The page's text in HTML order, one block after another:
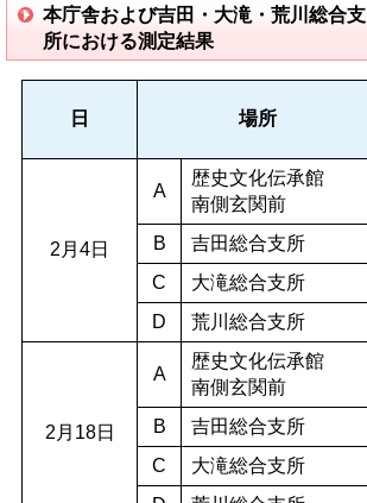
本庁舎および吉田・大滝・荒川総合支
所における測定結果
日 場所
2月4日
A
歴史文化伝承館
南側玄関前
B 吉田総合支所
C
大滝総合支所
D
荒川総合支所
2月18日
A
歴史文化伝承館
南側玄関前
B 吉田総合支所
C
大滝総合支所